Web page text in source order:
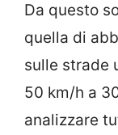
Da questo
quella di
sulle strade
50 km/h a
analizzare